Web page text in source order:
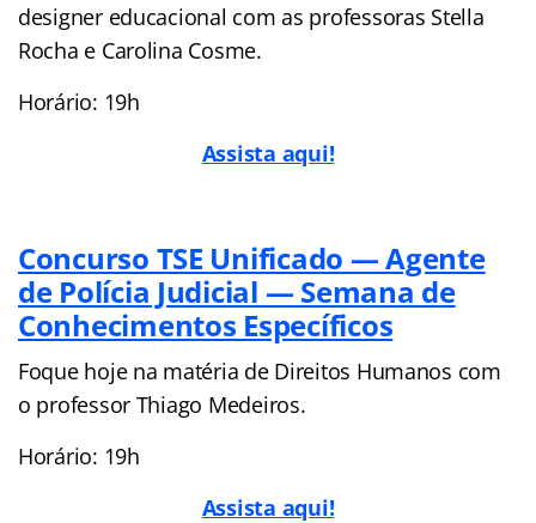
designer educacional com as professoras Stella
Rocha e Carolina Cosme.
Horário: 19h
Assista aqui!
Concurso TSE Unificado — Agente
de Polícia Judicial — Semana de
Conhecimentos Específicos
Foque hoje na matéria de Direitos Humanos com
o professor Thiago Medeiros.
Horário: 19h
Assista aqui!